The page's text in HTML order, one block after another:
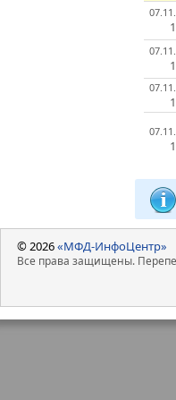
© 2026«МФД-ИнфоЦентр»
Все права защищены.